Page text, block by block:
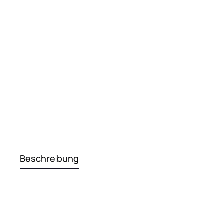
Beschreibung